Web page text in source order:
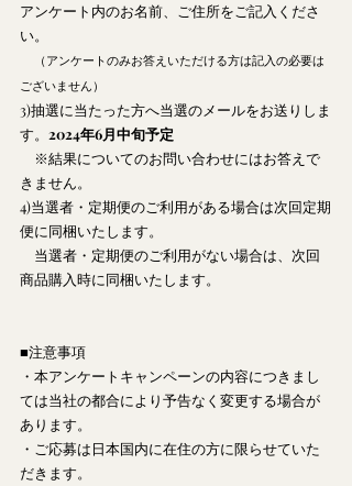
アンケート内のお名前、ご住所をご記入くださ
い。
（アンケートのみお答えいただける方は記入の必要は
ございません）
3)抽選に当たった方へ当選のメールをお送りしま
す。 2024年6月中旬予定
※結果についてのお問い合わせにはお答えで
きません。
4)当選者・定期便のご利用がある場合は次回定期
便に同梱いたします。
当選者・定期便のご利用がない場合は、次回
商品購入時に同梱いたします。
■注意事項
・本アンケートキャンペーンの内容につきまし
ては当社の都合により予告なく変更する場合が
あります。
・ご応募は日本国内に在住の方に限らせていた
だきます。